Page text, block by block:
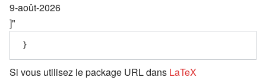
9-août-2026
]"
Si vous utilisez le package URL dans LaTeX